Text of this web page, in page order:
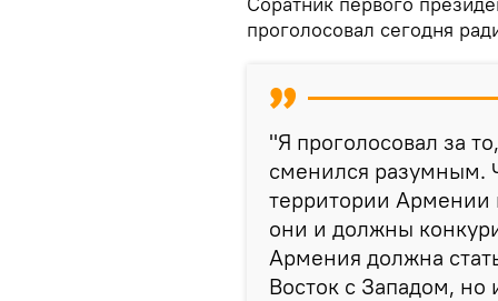
проголосовал сегодня
"Я проголосовал за
сменился разумным.
территории Армении
они и должны
Армения должна
Восток с Западом,